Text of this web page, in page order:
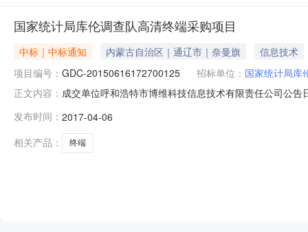
国家统计局库伦调查队高清终端采购项目
中标｜中标通知 内蒙古自治区｜通辽市｜奈曼旗
信息技术
项目编号： GDC-20150616172700125 招标单位： 国家统计局库
正文内容： 成交单位呼和浩特市博维科技信息技术有限责任公司公
6673716联系手机：13847586256电子邮件
发布时间： 2017-04-06
相关产品：
终端